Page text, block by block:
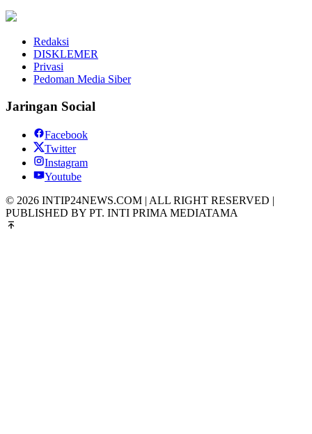
Redaksi
DISKLEMER
Privasi
Pedoman Media Siber
Jaringan Social
Facebook
Twitter
Instagram
Youtube
© 2026 INTIP24NEWS.COM | ALL RIGHT RESERVED |
PUBLISHED BY PT. INTI PRIMA MEDIATAMA